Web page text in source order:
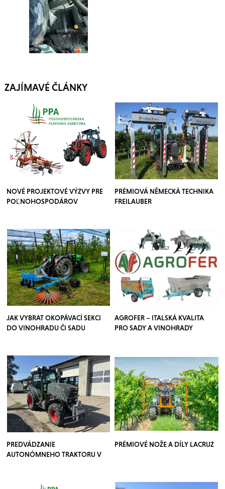
ZAJÍMAVÉ ČLÁNKY
NOVÉ PROJEKTOVÉ VÝZVY PRE
POĽNOHOSPODÁROV
PRÉMIOVÁ NĚMECKÁ TECHNIKA
FREILAUBER
JAK VYBRAT OKOPÁVACÍ SEKCI
DO VINOHRADU ČI SADU
AGROFER – ITALSKÁ KVALITA
PRO SADY A VINOHRADY
PREDVÁDZANIE
AUTONÓMNEHO TRAKTORU V
PRÉMIOVÉ NOŽE A DÍLY LACRUZ